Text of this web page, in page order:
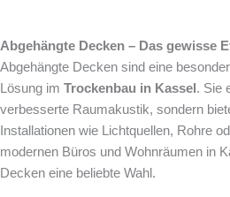
Abgehängte Decken – Das gewisse
Abgehängte Decken sind eine
Lösung im Trockenbau in Kassel . Sie
verbesserte Raumakustik, sondern
Installationen wie Lichtquellen, Rohre
modernen Büros und Wohnräumen in
Decken eine beliebte Wahl.